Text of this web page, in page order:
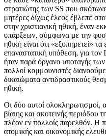
στρατιώτης των SS που
μητέρες δίχως έλεος έβλεπε
στην χριστιανική ηθική, έναν
υπάρξεων, σύμφωνα με την
ηθική είναι ότι «εξυπηρετεί»
επαναστατική υπόθεση, για
ήταν παρά όργανο υποταγής
πολλοί κομμουνιστές
δικαιώματα αντιδραστικούς
ηθική.
Οι δύο αυτοί ολοκληρωτισμοί,
βίαιης και σκοτεινής περιόδου
πλέον εν πολλοίς παρελθόν. Η
ατομικής και οικονομικής